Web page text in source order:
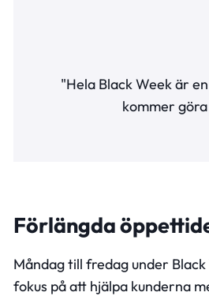
"Hela Black Week är
kommer
Förlängda
Måndag till fredag under
fokus på att hjälpa kunderna